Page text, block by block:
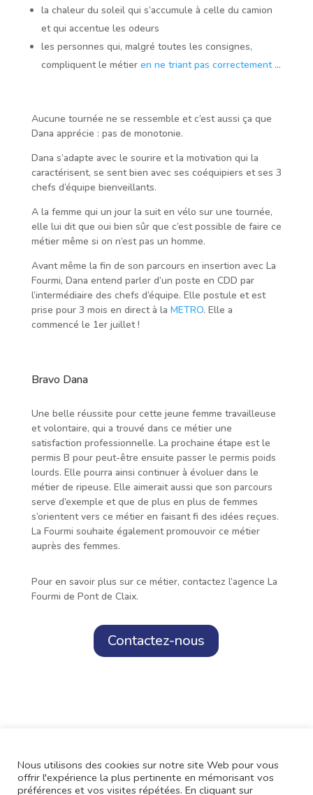
la chaleur du soleil qui s’accumule à celle du camion
et qui accentue les odeurs
les personnes qui, malgré toutes les consignes,
compliquent le métier en ne triant pas correctement…
Aucune tournée ne se ressemble et c’est aussi ça que
Dana apprécie : pas de monotonie.
Dana s’adapte avec le sourire et la motivation qui la
caractérisent, se sent bien avec ses coéquipiers et ses 3
chefs d’équipe bienveillants.
A la femme qui un jour la suit en vélo sur une tournée,
elle lui dit que oui bien sûr que c’est possible de faire ce
métier même si on n’est pas un homme.
Avant même la fin de son parcours en insertion avec La
Fourmi, Dana entend parler d’un poste en CDD par
l’intermédiaire des chefs d’équipe. Elle postule et est
prise pour 3 mois en direct à la METRO. Elle a
commencé le 1er juillet !
Bravo Dana
Une belle réussite pour cette jeune femme travailleuse
et volontaire, qui a trouvé dans ce métier une
satisfaction professionnelle. La prochaine étape est le
permis B pour peut-être ensuite passer le permis poids
lourds. Elle pourra ainsi continuer à évoluer dans le
métier de ripeuse. Elle aimerait aussi que son parcours
serve d’exemple et que de plus en plus de femmes
s’orientent vers ce métier en faisant fi des idées reçues.
La Fourmi souhaite également promouvoir ce métier
auprès des femmes.
Pour en savoir plus sur ce métier, contactez l’agence La
Fourmi de Pont de Claix.
Contactez-nous
Nous utilisons des cookies sur notre site Web pour vous
offrir l'expérience la plus pertinente en mémorisant vos
préférences et vos visites répétées. En cliquant sur